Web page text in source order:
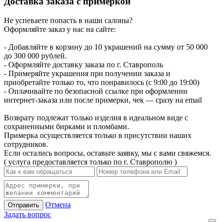
Не успеваете попасть в наши салоны?
Оформляйте заказ у нас на сайте:
- Добавляйте в корзину до 10 украшений на сумму от 50 000
до 300 000 рублей.
- Оформляйте доставку заказа по г. Ставрополь
- Примеряйте украшения при получении заказа и
приобретайте только то, что понравилось (с 9:00 до 19:00)
- Оплачивайте по безопасной ссылке при оформлении
интернет-заказа или после примерки, чек — сразу на email
Возврату подлежат только изделия в идеальном виде с
сохраненными бирками и пломбами.
Примерка осуществляется только в присутствии наших
сотрудников.
Если остались вопросы, оставьте заявку, мы с вами свяжемся.
( услуга предоставляется только по г. Ставрополю )
Отправить
Отмена
Задать вопрос